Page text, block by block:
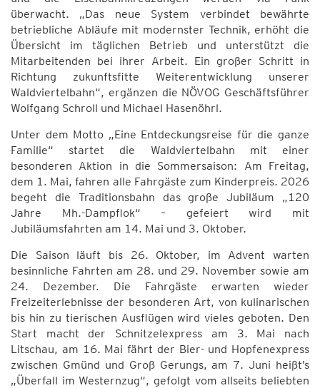
überwacht. „Das neue System verbindet bewährte
betriebliche Abläufe mit modernster Technik, erhöht die
Übersicht im täglichen Betrieb und unterstützt die
Mitarbeitenden bei ihrer Arbeit. Ein großer Schritt in
Richtung zukunftsfitte Weiterentwicklung unserer
Waldviertelbahn“, ergänzen die NÖVOG Geschäftsführer
Wolfgang Schroll und Michael Hasenöhrl.
Unter dem Motto „Eine Entdeckungsreise für die ganze
Familie“ startet die Waldviertelbahn mit einer
besonderen Aktion in die Sommersaison: Am Freitag,
dem 1. Mai, fahren alle Fahrgäste zum Kinderpreis. 2026
begeht die Traditionsbahn das große Jubiläum „120
Jahre Mh.-Dampflok“ – gefeiert wird mit
Jubiläumsfahrten am 14. Mai und 3. Oktober.
Die Saison läuft bis 26. Oktober, im Advent warten
besinnliche Fahrten am 28. und 29. November sowie am
24. Dezember. Die Fahrgäste erwarten wieder
Freizeiterlebnisse der besonderen Art, von kulinarischen
bis hin zu tierischen Ausflügen wird vieles geboten. Den
Start macht der Schnitzelexpress am 3. Mai nach
Litschau, am 16. Mai fährt der Bier- und Hopfenexpress
zwischen Gmünd und Groß Gerungs, am 7. Juni heißt’s
„Überfall im Westernzug“, gefolgt vom allseits beliebten